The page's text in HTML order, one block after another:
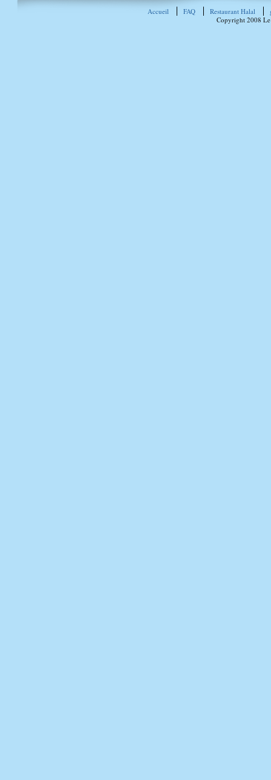
Accueil FAQ Restaurant Halal
Copyright 2008